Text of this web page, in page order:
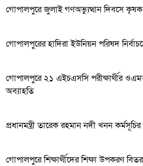
গোপালপুরে জুলাই গণঅভ্যুত্থান দিবসে কৃষক
গোপালপুরের হাদিরা ইউনিয়ন পরিষদ
গোপালপুরে ২১ এইচএসসি পরীক্ষার্থীর
অব্যাহতি
প্রধানমন্ত্রী তারেক রহমান নদী খনন
গোপালপুরে শিক্ষার্থীদের শিক্ষা উপকরণ